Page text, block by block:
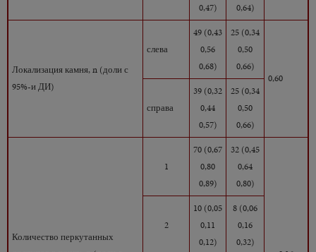
0,47)
0,64)
Локализация камня, n (доли с
95%-и ДИ)
слева
49 (0,43
0,56
0,68)
25 (0,34
0,50
0,66)
0,60
справа
39 (0,32
0,44
0,57)
25 (0,34
0,50
0,66)
Количество перкутанных
1
70 (0,67
0,80
0,89)
32 (0,45
0,64
0,80)
2
10 (0,05
0,11
0,12)
8 (0,06
0,16
0,32)